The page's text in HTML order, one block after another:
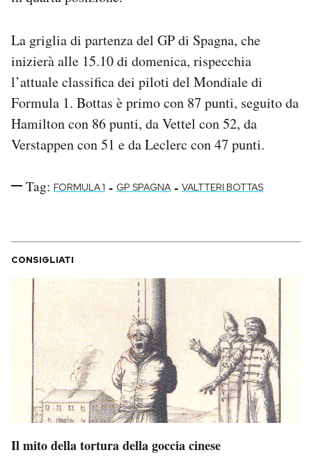
Hai bisogno di aiuto?
La griglia di partenza del GP di Spagna, che
inizierà alle 15.10 di domenica, rispecchia
l’attuale classifica dei piloti del Mondiale di
Formula 1. Bottas è primo con 87 punti, seguito da
Hamilton con 86 punti, da Vettel con 52, da
Verstappen con 51 e da Leclerc con 47 punti.
Tag: FORMULA 1 - GP SPAGNA - VALTTERI BOTTAS
CONSIGLIATI
Il mito della tortura della goccia cinese